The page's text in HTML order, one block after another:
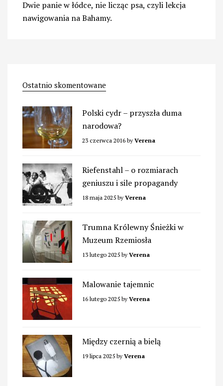
Dwie panie w łódce, nie licząc psa, czyli lekcja
nawigowania na Bahamy.
Ostatnio skomentowane
Polski cydr – przyszła duma
narodowa?
23 czerwca 2016 by Verena
Riefenstahl – o rozmiarach
geniuszu i sile propagandy
18 maja 2025 by Verena
Trumna Królewny Śnieżki w
Muzeum Rzemiosła
13 lutego 2025 by Verena
Malowanie tajemnic
16 lutego 2025 by Verena
Między czernią a bielą
19 lipca 2025 by Verena